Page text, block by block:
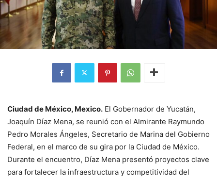
Ciudad de México, Mexico. El Gobernador de Yucatán,
Joaquín Díaz Mena, se reunió con el Almirante Raymundo
Pedro Morales Ángeles, Secretario de Marina del Gobierno
Federal, en el marco de su gira por la Ciudad de México.
Durante el encuentro, Díaz Mena presentó proyectos clave
para fortalecer la infraestructura y competitividad del